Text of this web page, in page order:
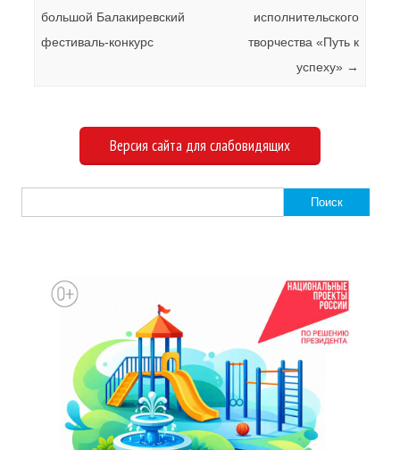
большой Балакиревский
фестиваль-конкурс
исполнительского
творчества «Путь к
успеху» →
Версия сайта для слабовидящих